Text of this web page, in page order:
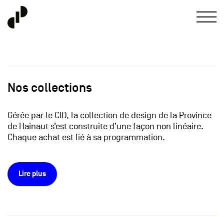
Nos collections
Gérée par le CID, la collection de design de la Province
de Hainaut s’est construite d’une façon non linéaire.
Chaque achat est lié à sa programmation.
Lire plus